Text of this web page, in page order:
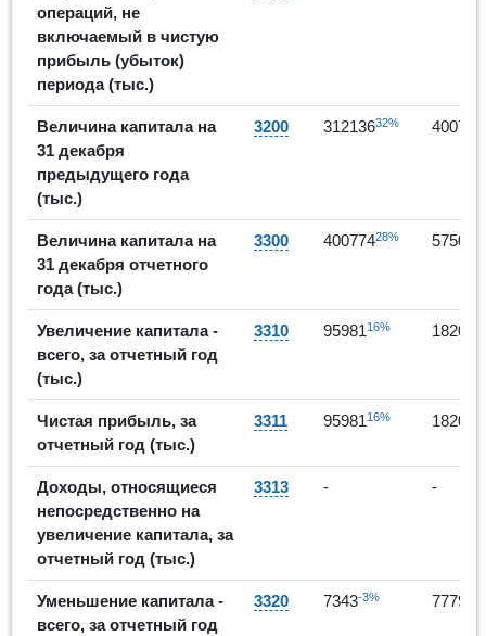
операций, не
включаемый в чистую
прибыль (убыток)
периода (тыс.)
Величина капитала на
31 декабря
предыдущего года
(тыс.)
3200 31213632% 400774
Величина капитала на
31 декабря отчетного
года (тыс.)
3300 40077428% 575011
Увеличение капитала -
всего, за отчетный год
(тыс.)
3310 9598116% 182016
Чистая прибыль, за
отчетный год (тыс.)
3311 9598116% 182016
Доходы, относящиеся
непосредственно на
увеличение капитала, за
отчетный год (тыс.)
3313 - -
Уменьшение капитала -
всего, за отчетный год
3320 7343-3% 7779